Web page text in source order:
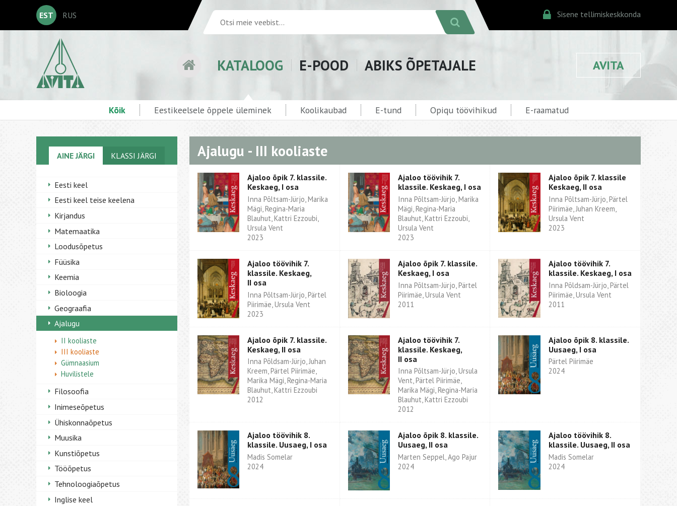
EST RUS Sisene tellimiskeskkonda
KATALOOG E-POOD ABIKS ÕPETAJALE AVITA
Kõik Eestikeelsele õppele üleminek Koolikaubad E-tund Opiqu töövihikud E-raamatud
AINE JÄRGI KLASSI JÄRGI
Eesti keel
Eesti keel teise keelena
Kirjandus
Matemaatika
Loodusõpetus
Füüsika
Keemia
Bioloogia
Geograafia
Ajalugu
II kooliaste
III kooliaste
Gümnaasium
Huvilistele
Filosoofia
Inimeseõpetus
Ühiskonnaõpetus
Muusika
Kunstiõpetus
Tööõpetus
Tehnoloogiaõpetus
Inglise keel
Ajalugu - III kooliaste
Ajaloo õpik 7. klassile.
Keskaeg, I osa
Inna Põltsam-Jürjo, Marika
Mägi, Regina-Maria
Blauhut, Kattri Ezzoubi,
Ursula Vent
2023
Ajaloo töövihik 7.
klassile. Keskaeg, I osa
Inna Põltsam-Jürjo, Marika
Mägi, Regina-Maria
Blauhut, Kattri Ezzoubi,
Ursula Vent
2023
Ajaloo õpik 7. klassile
Keskaeg, II osa
Inna Põltsam-Jürjo, Pärtel
Piirimäe, Juhan Kreem,
Ursula Vent
2023
Ajaloo töövihik 7.
klassile. Keskaeg,
II osa
Inna Põltsam-Jürjo, Pärtel
Piirimäe, Ursula Vent
2023
Ajaloo õpik 7. klassile.
Keskaeg, I osa
Inna Põltsam-Jürjo, Pärtel
Piirimäe, Ursula Vent
2011
Ajaloo töövihik 7.
klassile. Keskaeg, I osa
Inna Põldsam-Jürjo, Pärtel
Piirimäe, Ursula Vent
2011
Ajaloo õpik 7. klassile.
Keskaeg, II osa
Inna Põldsam-Jürjo, Juhan
Kreem, Pärtel Piirimäe,
Marika Mägi, Regina-Maria
Blauhut, Kattri Ezzoubi
2012
Ajaloo töövihik 7.
klassile. Keskaeg,
II osa
Inna Põltsam-Jürjo, Ursula
Vent, Pärtel Piirimäe,
Marika Mägi, Regina-Maria
Blauhut, Kattri Ezzoubi
2012
Ajaloo õpik 8. klassile.
Uusaeg, I osa
Pärtel Piirimäe
2024
Ajaloo töövihik 8.
klassile. Uusaeg, I osa
Madis Somelar
2024
Ajaloo õpik 8. klassile.
Uusaeg, II osa
Marten Seppel, Ago Pajur
2024
Ajaloo töövihik 8.
klassile. Uusaeg, II osa
Madis Somelar
2024